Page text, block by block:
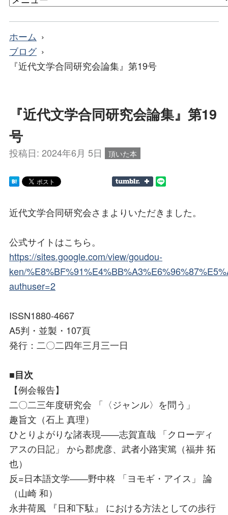
ホーム
ブログ
『近代文学合同研究会論集』第19号
『近代文学合同研究会論集』第19
号
投稿日: 2024年6月 5日 頂いた本
近代文学合同研究会さまよりいただきました。
公式サイトはこちら。
https://sites.google.com/view/goudou-
ken/
authuser=2
ISSN1880-4667
A5判・並製・107頁
発行：二〇二四年三月三一日
■目次
【例会報告】
二〇二三年度研究会 「〈ジャンル〉を問う」
趣旨文（石上 真理）
ひとりよがりな諸表現――志賀直哉 「クローディ
アスの日記」 から郡虎彦、武者小路実篤（福井 拓
也）
反=日本語文学――野中柊 「ヨモギ・アイス」 論
（山崎 和）
永井荷風 『日和下駄』 における方法としての歩行